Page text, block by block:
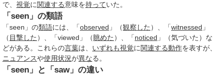
で、 視覚に関連する意味を持っていた。
「seen」の類語
「seen」の類語には、「observed 」（観察した ）、「witnessed 」
（ 目撃した ）、「viewed」（眺めた ）、「noticed 」（気づいた）な
どがある。これらの言葉は、 いずれも視覚に関連する動作を表すが、
ニュアンスや使用状況が異なる。
「seen」と「saw」の違い